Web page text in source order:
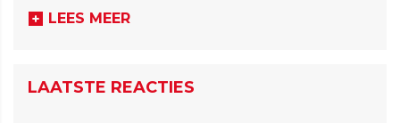
LEES MEER
LAATSTE REACTIES